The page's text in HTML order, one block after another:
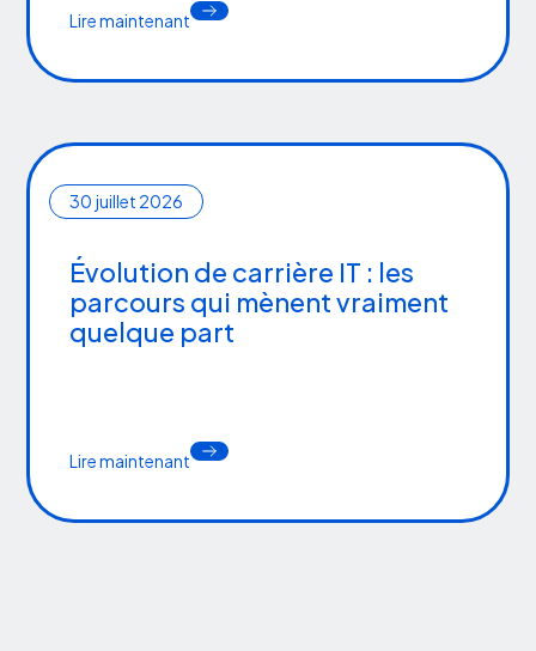
Lire maintenant
30 juillet 2026
Évolution de carrière IT : les
parcours qui mènent vraiment
quelque part
Lire maintenant